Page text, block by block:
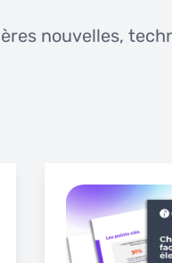
nouvelles,